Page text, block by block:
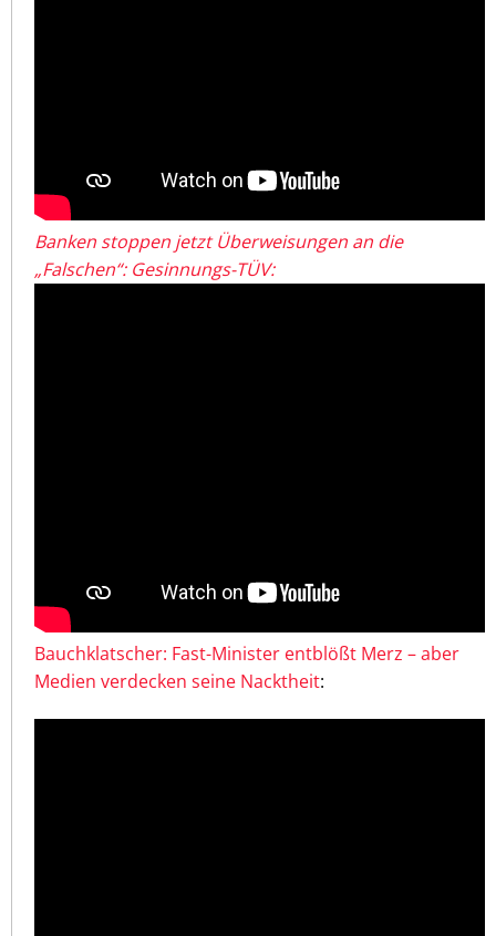
Banken stoppen jetzt Überweisungen an die
„Falschen“: Gesinnungs-TÜV:
Bauchklatscher: Fast-Minister entblößt Merz – aber
Medien verdecken seine Nacktheit: